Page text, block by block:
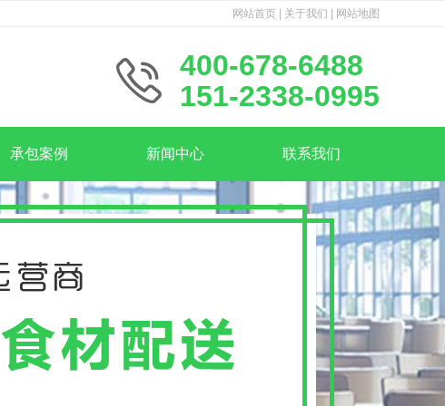
网站首页 关于我们 网站地图
400-678-6488
151-2338-0995
承包案例 新闻中心 联系我们